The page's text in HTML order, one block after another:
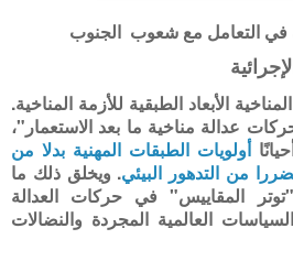
في التعامل مع شعوب الجنوب
الأبعاد الطبقية للأزمة المناخية.
عدالة مناخية ما بعد الاستعمار"،
أولويات الطبقات المهنية بدلا من
من التدهور البيئي. ويخلق ذلك ما
"توتر المقاييس" في حركات العدالة
العالمية المجردة والنضالات